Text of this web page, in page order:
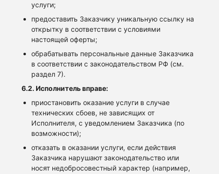
услуги;
предоставить Заказчику уникальную ссылку на
открытку в соответствии с условиями
настоящей оферты;
обрабатывать персональные данные Заказчика
в соответствии с законодательством РФ (см.
раздел 7).
6.2. Исполнитель вправе:
приостановить оказание услуги в случае
технических сбоев, не зависящих от
Исполнителя, с уведомлением Заказчика (по
возможности);
отказать в оказании услуги, если действия
Заказчика нарушают законодательство или
носят недобросовестный характер (например,